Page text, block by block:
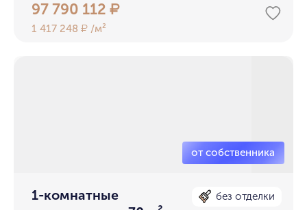
97 790 112₽
1 417 248₽ /м²
1-комнатные
без отделки